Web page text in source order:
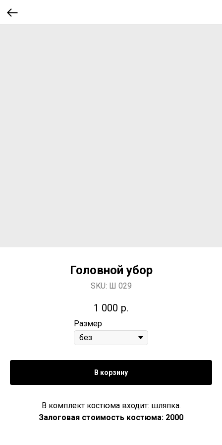
Головной убор
SKU: Ш 029
1 000 р.
Размер
В корзину
В комплект костюма входит: шляпка.
Залоговая стоимость костюма: 2000